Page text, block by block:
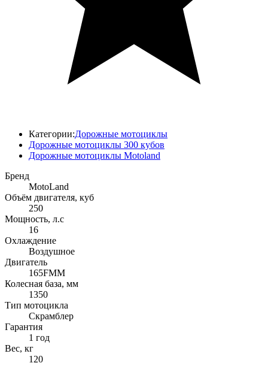
Категории:Дорожные мотоциклы
Дорожные мотоциклы 300 кубов
Дорожные мотоциклы Motoland
Бренд
MotoLand
Объём двигателя, куб
250
Мощность, л.с
16
Охлаждение
Воздушное
Двигатель
165FMM
Колесная база, мм
1350
Тип мотоцикла
Скрамблер
Гарантия
1 год
Вес, кг
120